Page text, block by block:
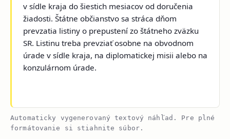
v sídle kraja do šiestich mesiacov od doručenia
žiadosti. Štátne občianstvo sa stráca dňom
prevzatia listiny o prepustení zo štátneho zväzku
SR. Listinu treba prevziať osobne na obvodnom
úrade v sídle kraja, na diplomatickej misii alebo na
konzulárnom úrade.
Automaticky vygenerovaný textový náhľad. Pre plné
formátovanie si stiahnite súbor.